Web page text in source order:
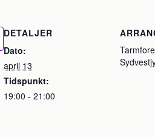
DETALJER
Dato:
april 13
Tidspunkt:
19:00 - 21:00